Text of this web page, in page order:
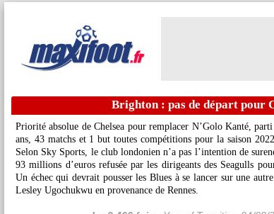
Brighton : pas de départ pour
Priorité absolue de Chelsea pour remplacer N’Golo Kanté,
ans, 43 matchs et 1 but toutes compétitions pour la saison
Selon Sky Sports, le club londonien n’a pas l’intention de
93 millions d’euros refusée par les dirigeants des Seagulls
Un échec qui devrait pousser les Blues à se lancer sur une
Lesley Ugochukwu en provenance de Rennes.